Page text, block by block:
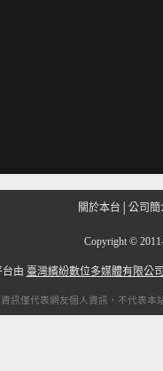
關於本台 公司簡
Copyright ©
台由 臺灣繽紛數位多媒體有限公
資訊僅代表網友個人資訊，不代表本